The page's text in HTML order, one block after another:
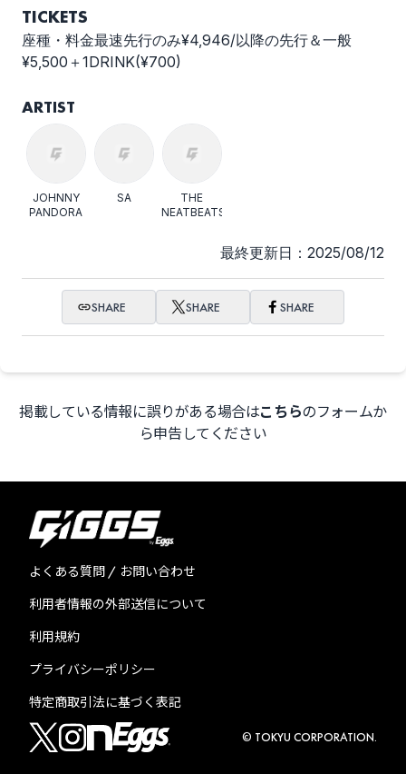
TICKETS
座種・料金最速先行のみ¥4,946/以降の先行＆一般
¥5,500＋1DRINK(¥700)
ARTIST
JOHNNY
PANDORA
SA
THE
NEATBEATS
最終更新日：2025/08/12
SHARE SHARE SHARE
掲載している情報に誤りがある場合はこちらのフォームか
ら申告してください
よくある質問 / お問い合わせ
利用者情報の外部送信について
利用規約
プライバシーポリシー
特定商取引法に基づく表記
© TOKYU CORPORATION.